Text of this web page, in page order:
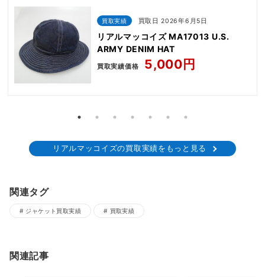
買取実績 買取日 2026年6月5日
リアルマッコイズ MA17013 U.S.
ARMY DENIM HAT
買取実績価格 5,000円
リアルマッコイズの買取実績をもっと見る
関連タグ
ジャケット買取実績 買取実績
関連記事